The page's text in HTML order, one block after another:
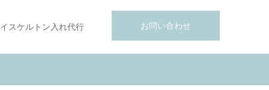
お問い合わせ
スケルトン入れ代行